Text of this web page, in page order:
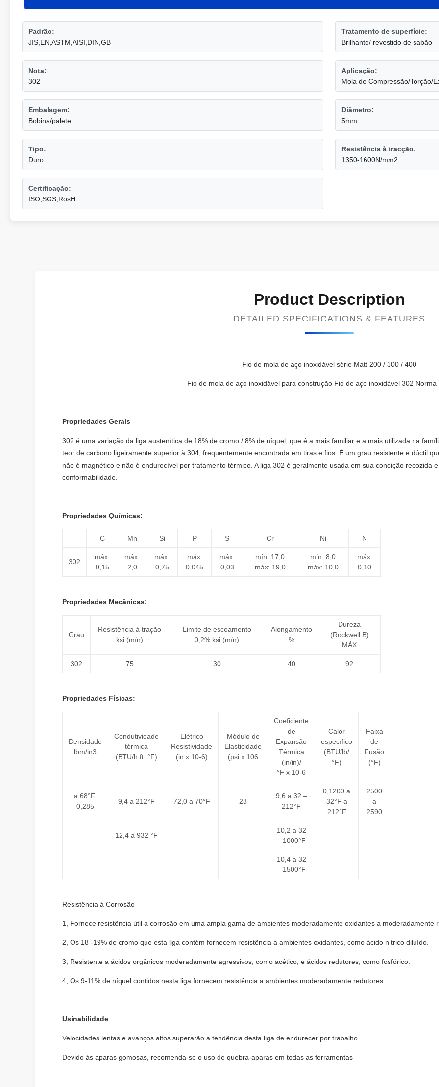
Padrão:
JIS,EN,ASTM,AISI,DIN,GB
Tratamento de superfície:
Brilhante/ revestido de sabão
Nota:
302
Aplicação:
Mola de Compressão/Torção/
Embalagem:
Bobina/palete
Diâmetro:
5mm
Tipo:
Duro
Resistência à tracção:
1350-1600N/mm2
Certificação:
ISO,SGS,RosH
Product Description
DETAILED SPECIFICATIONS & FEATURES
Fio de mola de aço inoxidável série Matt 200 / 300 / 400
Fio de mola de aço inoxidável para construção Fio de aço inoxidável 302 Norma
Propriedades Gerais
302 é uma variação da liga austenítica de 18% de cromo / 8% de níquel, que é a mais familiar e a mais utilizada na
teor de carbono ligeiramente superior à 304, frequentemente encontrada em tiras e fios. É um grau resistente e dúctil
não é magnético e não é endurecível por tratamento térmico. A liga 302 é geralmente usada em sua condição recozida
conformabilidade.
Propriedades Químicas:
C Mn Si P S Cr Ni N
302
máx:
0,15
máx:
2,0
máx:
0,75
máx:
0,045
máx:
0,03
mín: 17,0
máx: 19,0
mín: 8,0
máx: 10,0
máx:
0,10
Propriedades Mecânicas:
Grau
Resistência à tração
ksi (mín)
Limite de escoamento
0,2% ksi (mín)
Alongamento
%
Dureza
(Rockwell B)
MÁX
302 75 30 40 92
Propriedades Físicas:
Densidade
lbm/in3
Condutividade
térmica
(BTU/h ft. °F)
Elétrico
Resistividade
(in x 10-6)
Módulo de
Elasticidade
(psi x 106
Coeficiente
de
Expansão
Térmica
(in/in)/
°F x 10-6
Calor
específico
(BTU/lb/
°F)
Faixa
de
Fusão
(°F)
a 68°F:
0,285
9,4 a 212°F 72,0 a 70°F 28
9,6 a 32 –
212°F
0,1200 a
32°F a
212°F
2500
a
2590
12,4 a 932 °F
10,2 a 32
– 1000°F
10,4 a 32
– 1500°F
Resistência à Corrosão
1, Fornece resistência útil à corrosão em uma ampla gama de ambientes moderadamente oxidantes a moderadamente
2, Os 18 -19% de cromo que esta liga contém fornecem resistência a ambientes oxidantes, como ácido nítrico diluído.
3, Resistente a ácidos orgânicos moderadamente agressivos, como acético, e ácidos redutores, como fosfórico.
4, Os 9-11% de níquel contidos nesta liga fornecem resistência a ambientes moderadamente redutores.
Usinabilidade
Velocidades lentas e avanços altos superarão a tendência desta liga de endurecer por trabalho
Devido às aparas gomosas, recomenda-se o uso de quebra-aparas em todas as ferramentas